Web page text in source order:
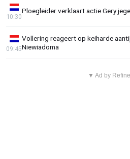
Ploegleider verklaart actie Gery
10:30
Vollering reageert op keiharde
Niewiadoma
09:45
▼ Ad by